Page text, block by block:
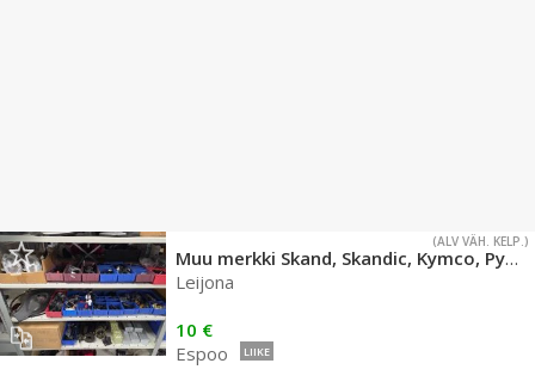
(ALV VÄH. KELP.)
Muu merkki Skand, Skandic, Kymco, Pyrkijä
Leijona
10 €
Espoo
LIIKE